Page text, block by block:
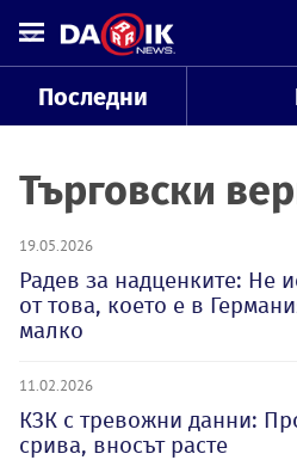
Последни
Търговски
19.05.2026
Радев за надценките: Не
от това, което е в
малко
11.02.2026
КЗК с тревожни данни:
срива, вносът расте